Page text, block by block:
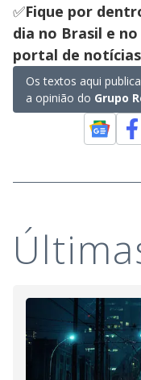
✅Fique por
dia no Brasil e
portal de
Os textos aqui
a opinião do Grupo